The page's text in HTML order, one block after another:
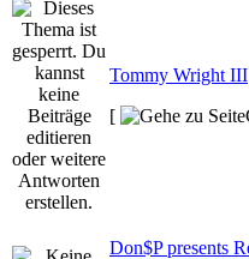
Tommy Wright III
[
Don$P presents